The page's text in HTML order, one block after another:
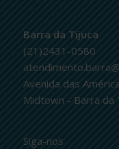
Barra da Tijuca
(21)2431-0580
Avenida das
Midtown - Barra da
Siga-nos